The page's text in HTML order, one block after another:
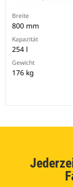
Breite
800 mm
Kapazität
254 l
Gewicht
176 kg